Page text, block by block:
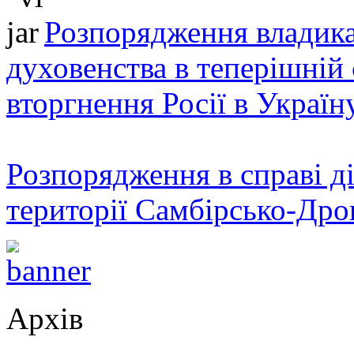
Розпорядження
духовенства в теперішній
вторгнення Росії в
Розпорядження в справі
території Самбірсько-
Архів